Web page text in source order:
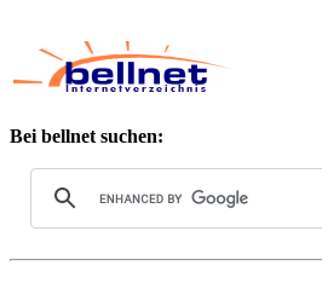
Bei bellnet suchen: